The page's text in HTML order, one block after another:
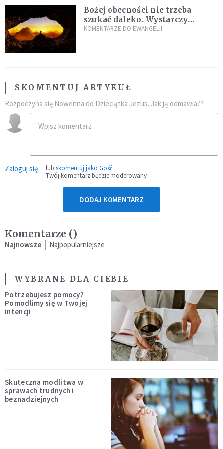
Bożej obecności nie trzeba
szukać daleko. Wystarczy
nauczyć się słuchać
KOMENTARZE DO EWANGELII
SKOMENTUJ ARTYKUŁ
Rozpoczyna się Nowenna do Dzieciątka Jezus. Jak ją odmawiać?
Zaloguj się lub skomentuj jako Gość
Twój komentarz będzie moderowany
DODAJ KOMENTARZ
Komentarze ()
Najnowsze Najpopularniejsze
WYBRANE DLA CIEBIE
Potrzebujesz pomocy?
Pomodlimy się w Twojej
intencji
Skuteczna modlitwa w
sprawach trudnych i
beznadziejnych